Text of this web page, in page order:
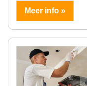
Meer info »